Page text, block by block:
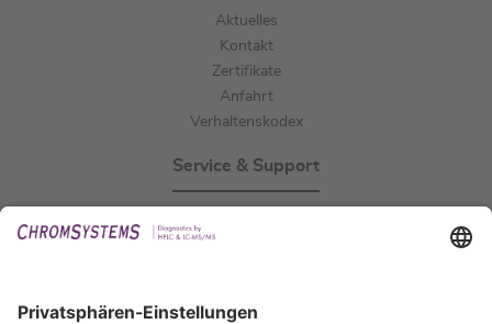
Aktuelles
Kontakt
Zertifikate
Anfahrt
Verhaltenskodex
Service & Support